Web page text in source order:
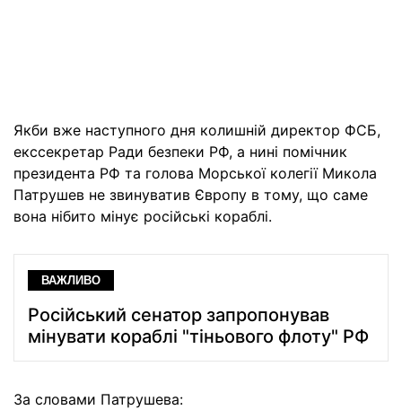
Якби вже наступного дня колишній директор ФСБ,
екссекретар Ради безпеки РФ, а нині помічник
президента РФ та голова Морської колегії Микола
Патрушев не звинуватив Європу в тому, що саме
вона нібито мінує російські кораблі.
ВАЖЛИВО
Російський сенатор запропонував
мінувати кораблі "тіньового флоту" РФ
За словами Патрушева: